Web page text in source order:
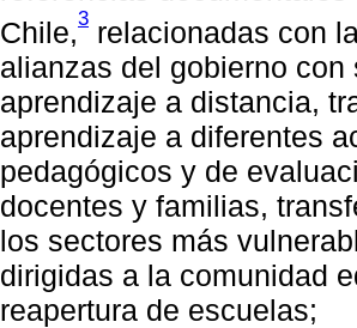
Chile,3 relacionadas con
alianzas del gobierno
aprendizaje a distancia,
aprendizaje a diferentes
pedagógicos y de
docentes y familias,
los sectores más
dirigidas a la comunidad
reapertura de escuelas;